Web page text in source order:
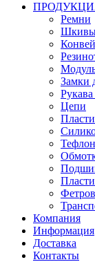
Ремни
Замки
Цепи
Тефлон
Компания
Информация
Доставка
Контакты